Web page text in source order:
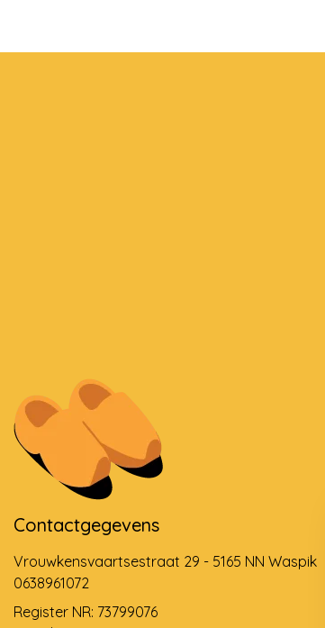
Contactgegevens
Vrouwkensvaartsestraat 29 - 5165 NN Waspik
0638961072
Register NR: 73799076